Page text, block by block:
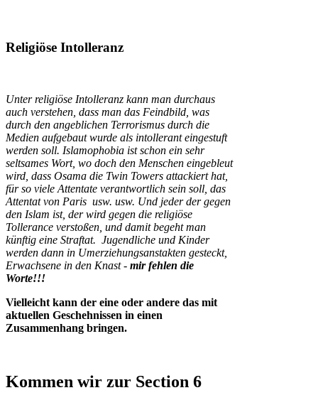
Religiöse Intolleranz
Unter religiöse Intolleranz kann man durchaus
auch verstehen, dass man das Feindbild, was
durch den angeblichen Terrorismus durch die
Medien aufgebaut wurde als intollerant eingestuft
werden soll. Islamophobia ist schon ein sehr
seltsames Wort, wo doch den Menschen eingebleut
wird, dass Osama die Twin Towers attackiert hat,
für so viele Attentate verantwortlich sein soll, das
Attentat von Paris usw. usw. Und jeder der gegen
den Islam ist, der wird gegen die religiöse
Tollerance verstoßen, und damit begeht man
künftig eine Straftat. Jugendliche und Kinder
werden dann in Umerziehungsanstakten gesteckt,
Erwachsene in den Knast - mir fehlen die
Worte!!!
Vielleicht kann der eine oder andere das mit
aktuellen Geschehnissen in einen
Zusammenhang bringen.
Kommen wir zur Section 6